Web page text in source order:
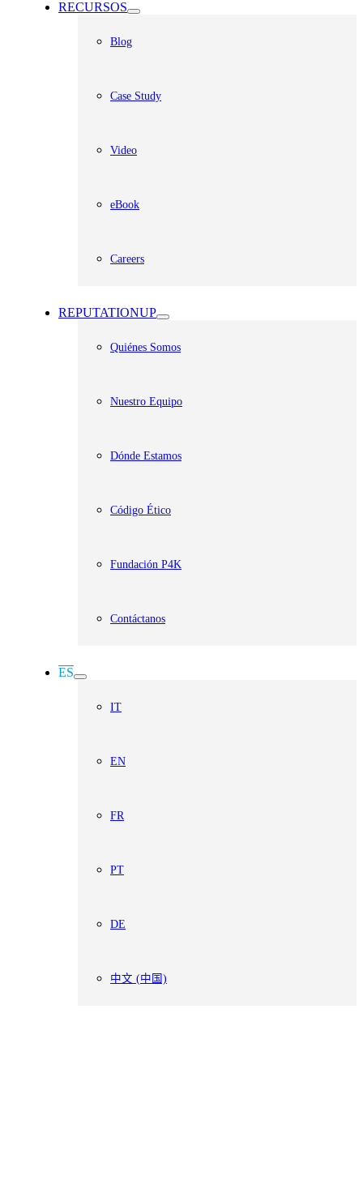
RECURSOS
Blog
Case Study
Video
eBook
Careers
REPUTATIONUP
Quiénes Somos
Nuestro Equipo
Dónde Estamos
Código Ético
Fundación P4K
Contáctanos
ES
IT
EN
FR
PT
DE
中文 (中国)